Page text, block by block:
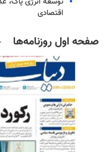
اقتصادی
صفحه اول روزنامه‌ها